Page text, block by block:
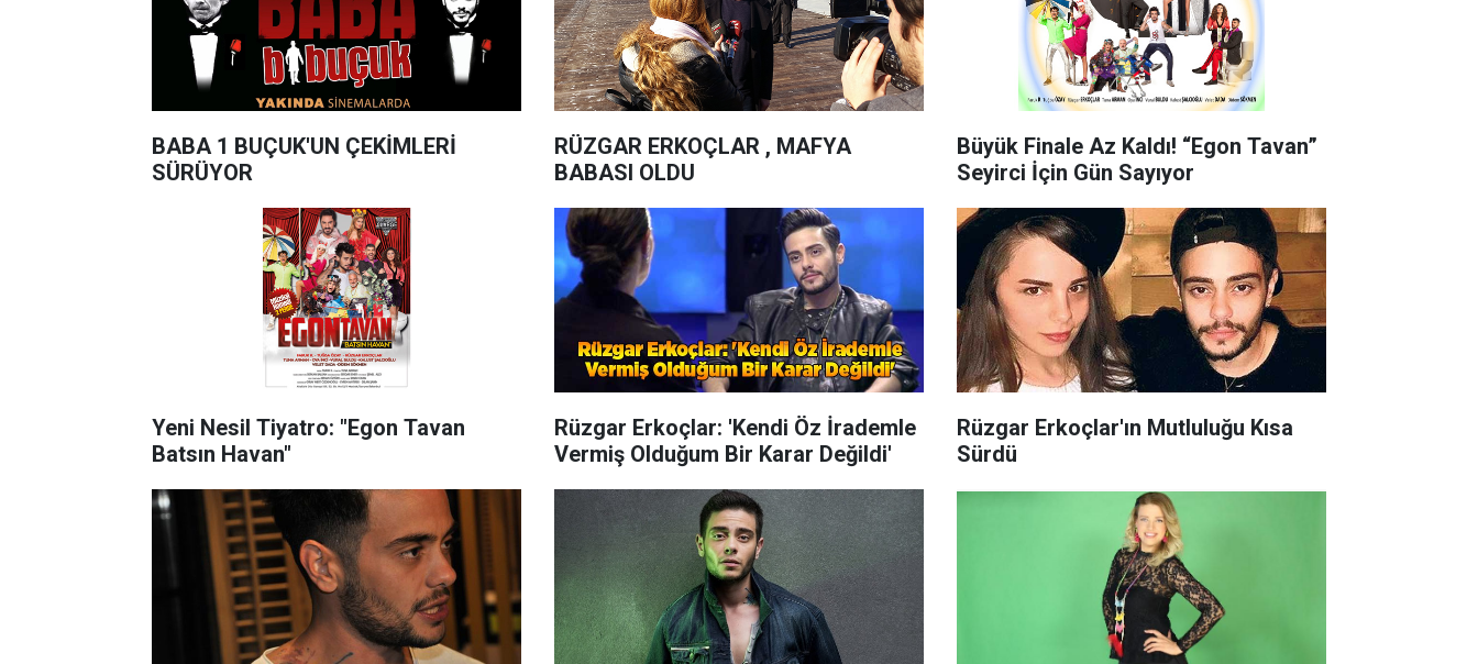
BABA 1 BUÇUK'UN ÇEKİMLERİ
SÜRÜYOR
RÜZGAR ERKOÇLAR , MAFYA
BABASI OLDU
Büyük Finale Az Kaldı! “Egon Tavan”
Seyirci İçin Gün Sayıyor
Yeni Nesil Tiyatro: "Egon Tavan
Batsın Havan"
Rüzgar Erkoçlar: 'Kendi Öz İrademle
Vermiş Olduğum Bir Karar Değildi'
Rüzgar Erkoçlar'ın Mutluluğu Kısa
Sürdü